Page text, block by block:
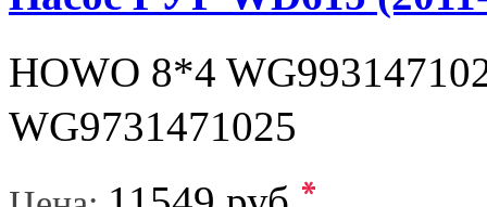
HOWO 8*4
WG9731471025